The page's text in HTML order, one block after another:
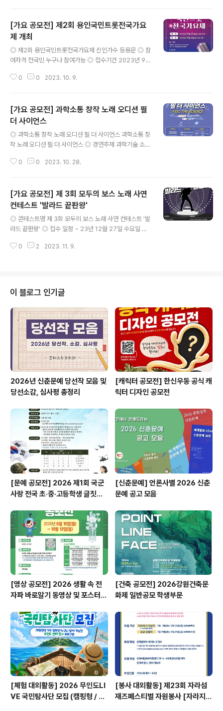
13. Street Fighter 리그 "전국 1:1 댄스 배틀 예선" 202
3.09.15.~10.13. ◎ 리그별 상세내용 공식 인스타그램 w
ww.instagram.com/miryanglookatme ◎ 총 상금
4,000만원 ※ 총 4개 부문 시상 (세부 시상 내역 및 심사위
원 추후 공개.) ※ 시상부문 및..
[가요 공모전] 제2회 용인국민트롯전국가요
제 개최
◎ 제2회 용인국민트롯전국가요제 신인가수 등용문 ◎ 참
여자격 전국민 누구나 참여가능 ◎ 접수기간 2023년 9월
국민 트롯경연대회 ◎ 참가비 2만원(미입금시 접수 불가)
849 많은 분들의 관심과 참여를 바라며, 이상 콘코에서 소
식 전해 드렸습니다. ​ ※ 내용이 더 궁금하시다면, 에서 확인
하실 수 있습니다. ※ 주최사의 기획에 의해 변경이 될 수 있
으니, 반드시 주최사의 공고를 확인해 보시기 바랍니다. ​
0 0 2023. 10. 9.
[가요 공모전] 과학소통 창작 노래 오디션 필
더 사이언스
◎ 과학소통 창작 노래 오디션 필 더 사이언스 과학소통 창
작 노래 오디션 필 더 사이언스 ◎ 경연주제 과학기술 소재
인(개인, 팀 가능) ※ 성인 기준은 2005년 1월 1일 이전 출
신청 불가), 팀 단위는 팀 대표 1인이 신청 ◎ 접수기간 ~2
023.11.3.(금) 15:00까지 (기한 엄수) ◎ 참가 신청 방법
① 제출서류 : 참가신청서(양식1), 개인정보제공 동의 및 활
용 승낙서(양식2), 민감정보 수집․이용 및 초상권 사용동의
과학문화 전문인력 이메일(..
0 0 2023. 10. 28.
[가요 공모전] 제 3회 모두의 보스 노래 사연
컨테스트 '발라드 끝판왕'
◎ 콘테스트명 제 3회 모두의 보스 노래 사연 컨테스트 '발
라드 끝판왕' ◎ 접수 일정 ~ 23년 12월 27일 수요일 ◎
사연이 담긴 발라드 노래 제목을 사연과 함께 구글폼으로
에게 개별 연락) ◎ 본선 장소 KAC 한국예술원 ◎ 심사 기
준 자신의 사연을 발라드로 가장 잘 표현하는 참가자 (심사
위원 점수 50% + 현장투표 50%) ◎ 시상 내용 - 1등 30
만원 - 2등 10만원 - 3등 5만원 ◎ 주 최 모두의 보스 ◎
접수 문의 모두의 보스 (노래 사연 컨테스트..
0 2 2023. 11. 9.
이 블로그 인기글
2026년 신춘문예 당선작 모음 및
당선소감, 심사평 총정리
[캐릭터 공모전] 한신우동 공식 캐
릭터 디자인 공모전
[문예 공모전] 2026 제1회 국군
사랑 전국 초·중·고등학생 글짓기
[신춘문예] 언론사별 2026 신춘
문예 공고 모음
[영상 공모전] 2026 생활 속 전
자파 바로알기 동영상 및 포스터
[건축 공모전] 2026강원건축문
화제 일반공모 학생부문
[체험 대외활동] 2026 무인도LI
VE 국민탐사단 모집 (캠핑형 / 투
[봉사 대외활동] 제23회 자라섬
재즈페스티벌 자원봉사 [자라지